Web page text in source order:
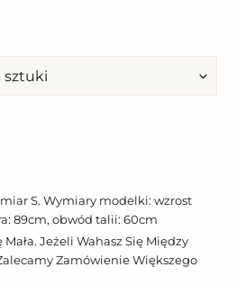
S. Wymiary modelki: wzrost
89cm, obwód talii: 60cm
Jeżeli Wahasz Się Między
Zamówienie Większego